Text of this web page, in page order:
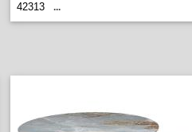
42313
...